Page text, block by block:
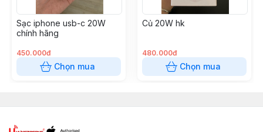
Sạc iphone usb-c 20W
chính hãng
450.000đ
Chọn mua
Củ 20W hk
480.000đ
Chọn mua